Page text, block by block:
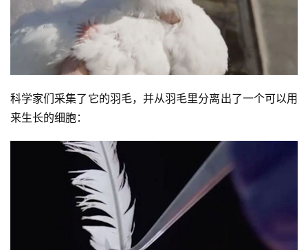
观
察
备
训
科学家们采集了它的羽毛，并从羽毛里分离出了一个可以用
来生长的细胞：